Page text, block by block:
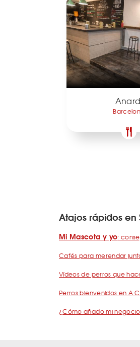
Atajos rápidos en
Mi Mascota y yo:
Cafés para merendar
Vídeos de perros que
Perros bienvenidos en A
¿Cómo añado mi